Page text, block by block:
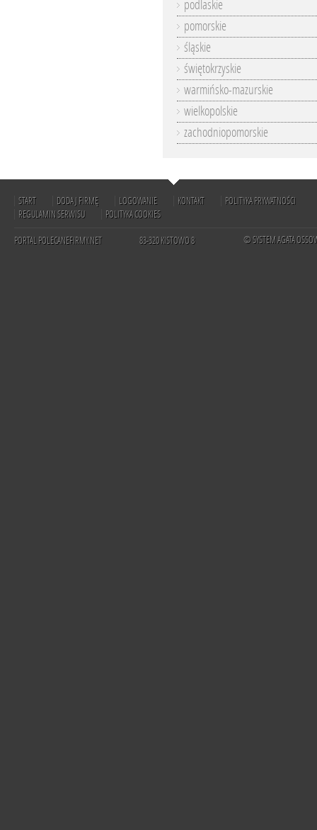
podlaskie
pomorskie
śląskie
świętokrzyskie
warmińsko-mazurskie
wielkopolskie
zachodniopomorskie
START DODAJ FIRMĘ LOGOWANIE KONTAKT
POLITYKA PRYWATNOŚCI
REGULAMIN SERWISU
POLITYKA COOKIES
PORTAL POLECANEFIRMY.NET 83-320 KISTOWO 8 © SYSTEM AGATA